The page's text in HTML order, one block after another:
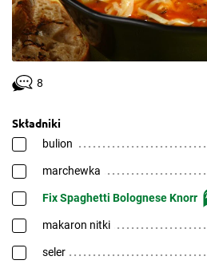
8
Składniki
bulion
marchewka
Fix Spaghetti Bolognese Knorr
makaron nitki
seler